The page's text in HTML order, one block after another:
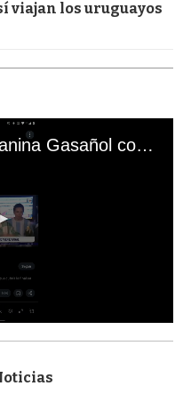
viajan los uruguayos
El mal momento de Yanina Gasañol con un hincha argentino en "Subrayado"